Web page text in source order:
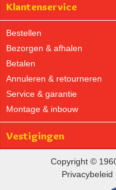
Klantenservice
Bestellen
Bezorgen & afhalen
Betalen
Annuleren & retourneren
Service & garantie
Montage & inbouw
Vestigingen
Copyright ©
Privacybeleid